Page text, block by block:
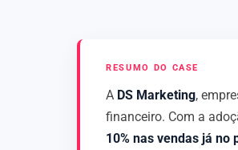
RESUMO DO CASE
A DS Marketing,
financeiro. Com a
10% nas vendas já no